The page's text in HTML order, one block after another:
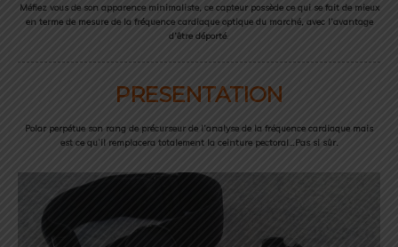
Méfiez vous de son apparence minimaliste, ce capteur possède ce qui se fait de mieux
en terme de mesure de la fréquence cardiaque optique du marché, avec l’avantage
d’être déporté
PRESENTATION
Polar perpétue son rang de précurseur de l’analyse de la fréquence cardiaque mais
est ce qu’il remplacera totalement la ceinture pectoral…Pas si sûr.